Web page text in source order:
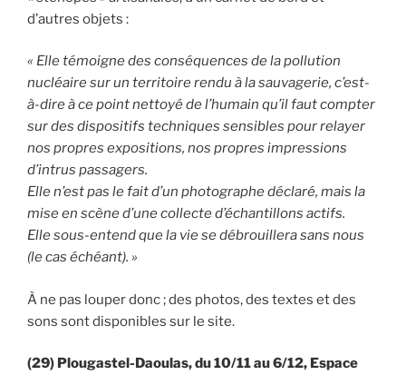
d’autres objets :
« Elle témoigne des conséquences de la pollution
nucléaire sur un territoire rendu à la sauvagerie, c’est-
à-dire à ce point nettoyé de l’humain qu’il faut compter
sur des dispositifs techniques sensibles pour relayer
nos propres expositions, nos propres impressions
d’intrus passagers.
Elle n’est pas le fait d’un photographe déclaré, mais la
mise en scène d’une collecte d’échantillons actifs.
Elle sous-entend que la vie se débrouillera sans nous
(le cas échéant). »
À ne pas louper donc ; des photos, des textes et des
sons sont disponibles sur le site.
(29) Plougastel-Daoulas, du 10/11 au 6/12, Espace